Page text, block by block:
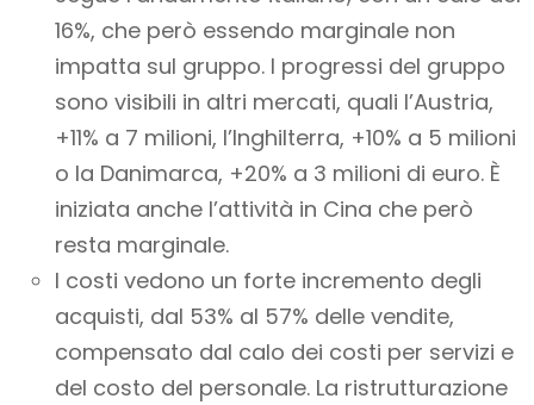
16%, che però essendo marginale non
impatta sul gruppo. I progressi del gruppo
sono visibili in altri mercati, quali l’Austria,
+11% a 7 milioni, l’Inghilterra, +10% a 5 milioni
o la Danimarca, +20% a 3 milioni di euro. È
iniziata anche l’attività in Cina che però
resta marginale.
I costi vedono un forte incremento degli
acquisti, dal 53% al 57% delle vendite,
compensato dal calo dei costi per servizi e
del costo del personale. La ristrutturazione